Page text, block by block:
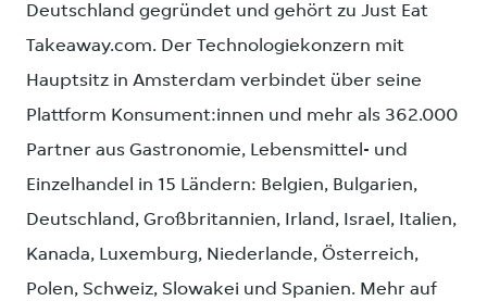
Deutschland gegründet und gehört zu Just Eat
Takeaway.com. Der Technologiekonzern mit
Hauptsitz in Amsterdam verbindet über seine
Plattform Konsument:innen und mehr als 362.000
Partner aus Gastronomie, Lebensmittel- und
Einzelhandel in 15 Ländern: Belgien, Bulgarien,
Deutschland, Großbritannien, Irland, Israel, Italien,
Kanada, Luxemburg, Niederlande, Österreich,
Polen, Schweiz, Slowakei und Spanien. Mehr auf